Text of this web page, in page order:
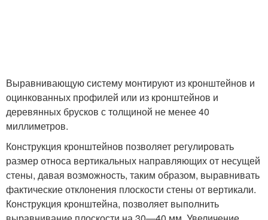
Выравнивающую систему монтируют из кронштейнов и
оцинкованных профилей или из кронштейнов и
деревянных брусков с толщиной не менее 40
миллиметров.
Конструкция кронштейнов позволяет регулировать
размер относа вертикальных направляющих от несущей
стены, давая возможность, таким образом, выравнивать
фактические отклонения плоскости стены от вертикали.
Конструкция кронштейна, позволяет выполнить